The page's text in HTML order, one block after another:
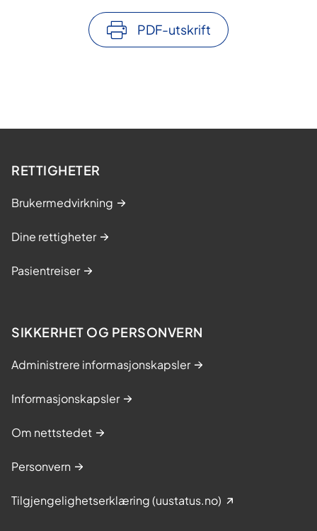
PDF-utskrift
RETTIGHETER
Brukermedvirkning
Dine rettigheter
Pasientreiser
SIKKERHET OG PERSONVERN
Administrere informasjonskapsler
Informasjonskapsler
Om nettstedet
Personvern
Tilgjengelighetserklæring (uustatus.no)